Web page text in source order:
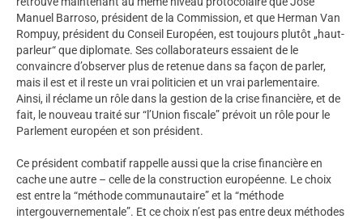
Manuel Barroso, président de la Commission, et que Herman Van
Rompuy, président du Conseil Européen, est toujours plutôt „haut-
parleur“ que diplomate. Ses collaborateurs essaient de le
convaincre d’observer plus de retenue dans sa façon de parler,
mais il est et il reste un vrai politicien et un vrai parlementaire.
Ainsi, il réclame un rôle dans la gestion de la crise financière, et de
fait, le nouveau traité sur “l’Union fiscale” prévoit un rôle pour le
Parlement européen et son président.
Ce président combatif rappelle aussi que la crise financière en
cache une autre – celle de la construction européenne. Le choix
est entre la “méthode communautaire” et la “méthode
intergouvernementale”. Et ce choix n’est pas entre deux méthodes